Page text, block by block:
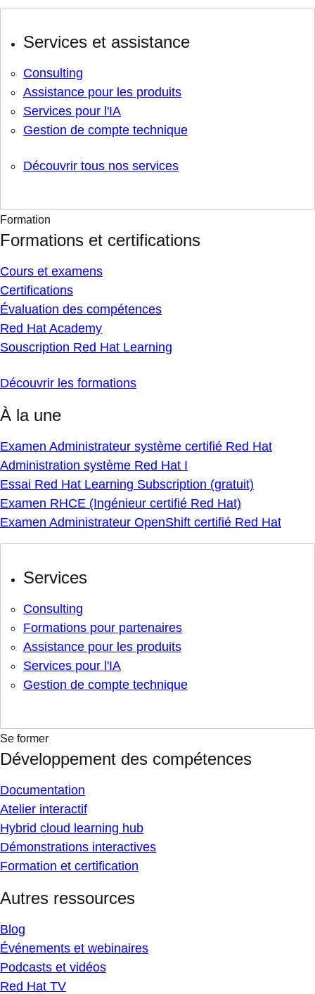
Services et assistance
Consulting
Assistance pour les produits
Services pour l'IA
Gestion de compte technique
Découvrir tous nos services
Formation
Formations et certifications
Cours et examens
Certifications
Évaluation des compétences
Red Hat Academy
Souscription Red Hat Learning
Découvrir les formations
À la une
Examen Administrateur système certifié Red Hat
Administration système Red Hat I
Essai Red Hat Learning Subscription (gratuit)
Examen RHCE (Ingénieur certifié Red Hat)
Examen Administrateur OpenShift certifié Red Hat
Services
Consulting
Formations pour partenaires
Assistance pour les produits
Services pour l'IA
Gestion de compte technique
Se former
Développement des compétences
Documentation
Atelier interactif
Hybrid cloud learning hub
Démonstrations interactives
Formation et certification
Autres ressources
Blog
Événements et webinaires
Podcasts et vidéos
Red Hat TV